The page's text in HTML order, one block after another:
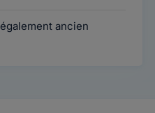
ancien